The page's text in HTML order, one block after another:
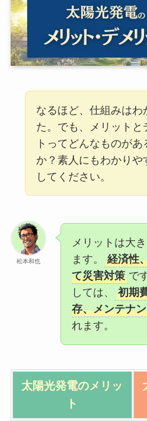
なるほど、仕組みはわ
た。でも、メリットと
トってどんなものがあ
か？素人にもわかりや
してください。
松本和也
メリットは大
ます。
経済性
て災害対策 で
しては、
初期
存、メンテナ
れます。
太陽光発電のメリッ
ト